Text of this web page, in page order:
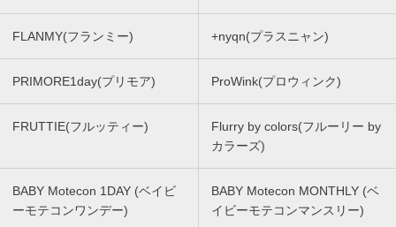
FLANMY(フランミー) +nyqn(プラスニャン)
PRIMORE1day(プリモア) ProWink(プロウィンク)
FRUTTIE(フルッティー)
Flurry by colors(フルーリー by
カラーズ)
BABY Motecon 1DAY (ベイビ
ーモテコンワンデー)
BABY Motecon MONTHLY (ベ
イビーモテコンマンスリー)